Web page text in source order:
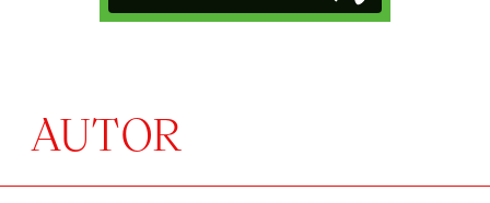
AUTOR